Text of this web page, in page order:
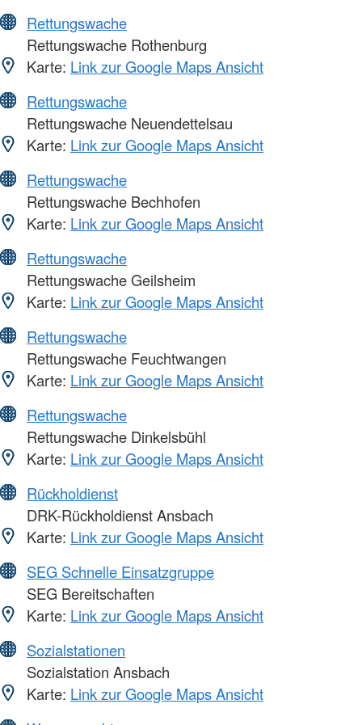
Rettungswache
Rettungswache Rothenburg
Karte: Link zur Google Maps Ansicht
Rettungswache
Rettungswache Neuendettelsau
Karte: Link zur Google Maps Ansicht
Rettungswache
Rettungswache Bechhofen
Karte: Link zur Google Maps Ansicht
Rettungswache
Rettungswache Geilsheim
Karte: Link zur Google Maps Ansicht
Rettungswache
Rettungswache Feuchtwangen
Karte: Link zur Google Maps Ansicht
Rettungswache
Rettungswache Dinkelsbühl
Karte: Link zur Google Maps Ansicht
Rückholdienst
DRK-Rückholdienst Ansbach
Karte: Link zur Google Maps Ansicht
SEG Schnelle Einsatzgruppe
SEG Bereitschaften
Karte: Link zur Google Maps Ansicht
Sozialstationen
Sozialstation Ansbach
Karte: Link zur Google Maps Ansicht